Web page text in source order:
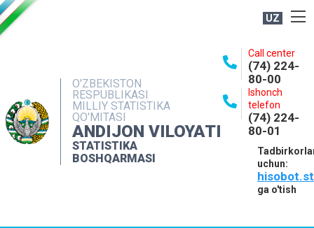
UZ
O'ZBEKISTON
RESPUBLIKASI
MILLIY STATISTIKA
QO'MITASI
ANDIJON VILOYATI
STATISTIKA
BOSHQARMASI
Call center
(74) 224-
80-00
Ishonch
telefon
(74) 224-
80-01
uchun:
ga o'tish
NASHRLAR
INTERAKTIV XIZMATLAR
MATBUOT XIZMATI
MUROJAATLAR